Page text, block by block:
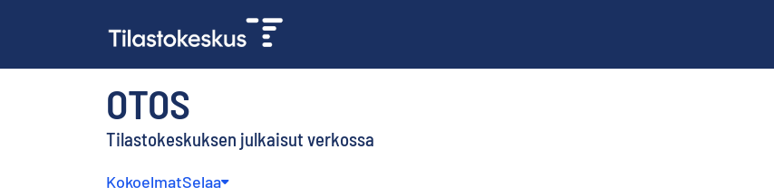
OTOS
Tilastokeskuksen julkaisut verkossa
KokoelmatSelaa